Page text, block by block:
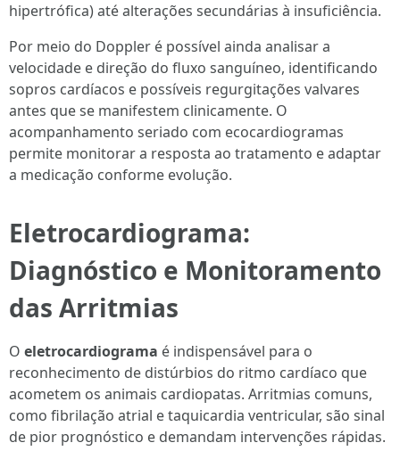
hipertrófica) até alterações secundárias à insuficiência.
Por meio do Doppler é possível ainda analisar a
velocidade e direção do fluxo sanguíneo, identificando
sopros cardíacos e possíveis regurgitações valvares
antes que se manifestem clinicamente. O
acompanhamento seriado com ecocardiogramas
permite monitorar a resposta ao tratamento e adaptar
a medicação conforme evolução.
Eletrocardiograma:
Diagnóstico e Monitoramento
das Arritmias
O eletrocardiograma é indispensável para o
reconhecimento de distúrbios do ritmo cardíaco que
acometem os animais cardiopatas. Arritmias comuns,
como fibrilação atrial e taquicardia ventricular, são sinal
de pior prognóstico e demandam intervenções rápidas.